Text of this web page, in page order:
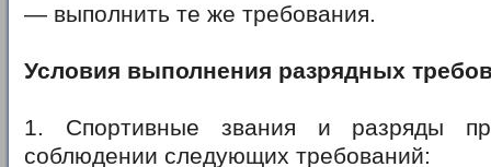
— выполнить те же требования.
Условия выполнения разрядных
1. Спортивные звания и разряды
соблюдении следующих требований: